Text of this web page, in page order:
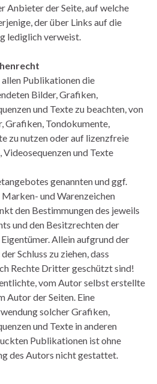
Anbieter der Seite, auf welche
der über Links auf die
lediglich verweist.
Publikationen die
Bilder, Grafiken,
und Texte zu beachten, von
Grafiken, Tondokumente,
zu nutzen oder auf lizenzfreie
und Texte
genannten und ggf.
und Warenzeichen
den Bestimmungen des jeweils
und den Besitzrechten der
Allein aufgrund der
Schluss zu ziehen, dass
Rechte Dritter geschützt sind!
vom Autor selbst erstellte
der Seiten. Eine
solcher Grafiken,
und Texte in anderen
Publikationen ist ohne
des Autors nicht gestattet.